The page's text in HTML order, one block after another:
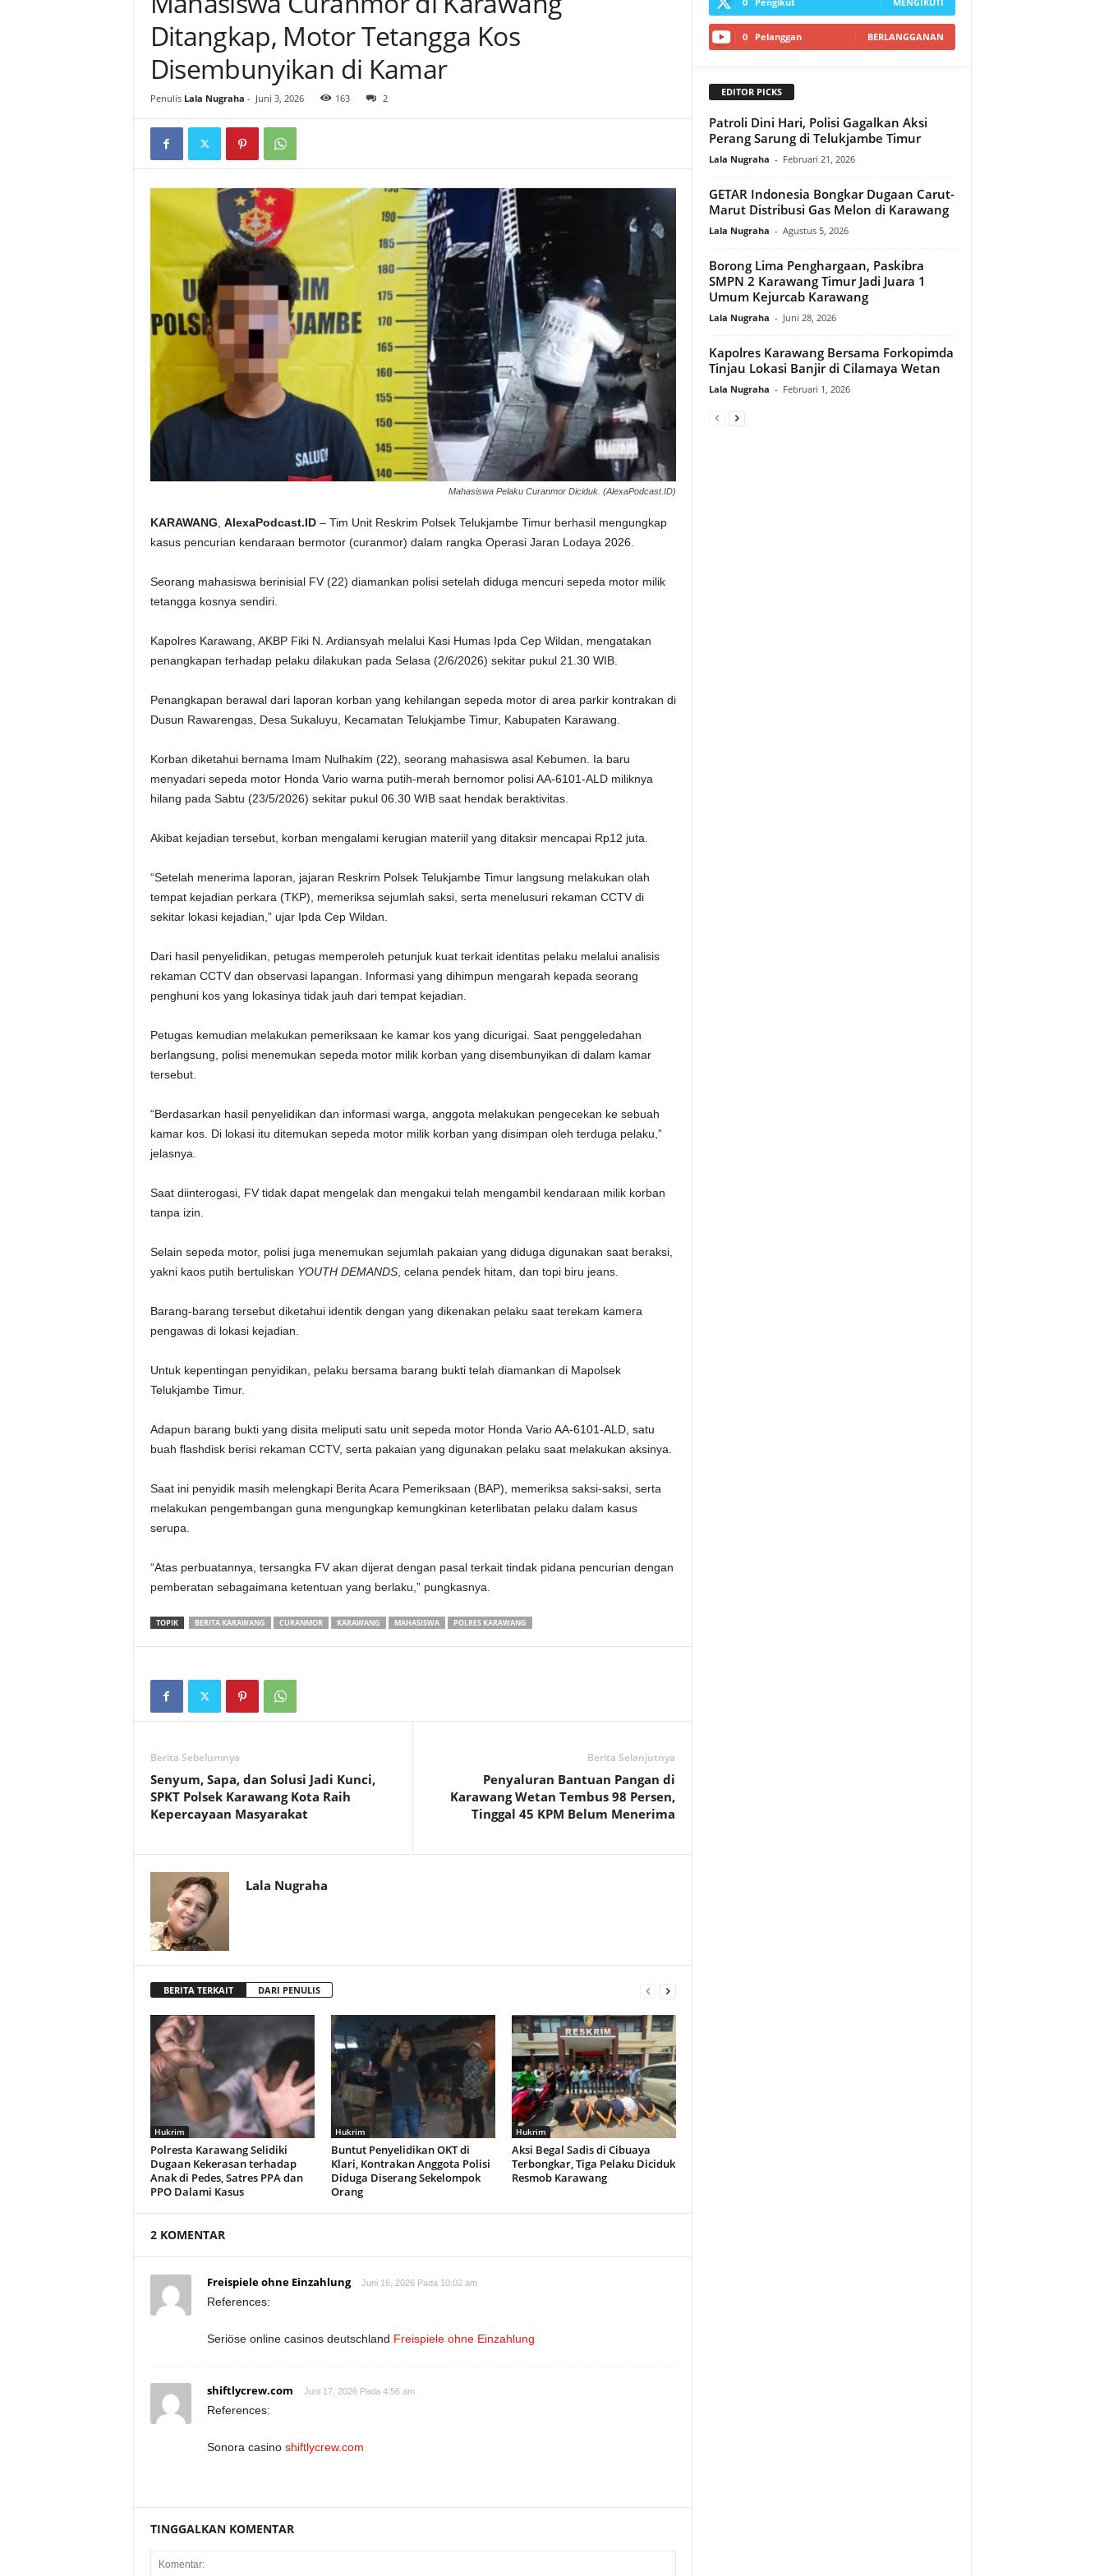
Ditangkap, Motor Tetangga Kos
Disembunyikan di Kamar
Penulis Lala Nugraha - Juni 3, 2026 163 2
Mahasiswa Pelaku Curanmor Diciduk. (AlexaPodcast.ID)
KARAWANG AlexaPodcast.ID– Tim Unit Reskrim Polsek Telukjambe Timur berhasil mengungkap
kasus pencurian kendaraan bermotor (curanmor) dalam rangka Operasi Jaran Lodaya 2026.
Seorang mahasiswa berinisial FV (22) diamankan polisi setelah diduga mencuri sepeda motor milik
tetangga kosnya sendiri.
Kapolres Karawang, AKBP Fiki N. Ardiansyah melalui Kasi Humas Ipda Cep Wildan, mengatakan
penangkapan terhadap pelaku dilakukan pada Selasa (2/6/2026) sekitar pukul 21.30 WIB.
Penangkapan berawal dari laporan korban yang kehilangan sepeda motor di area parkir kontrakan di
Dusun Rawarengas, Desa Sukaluyu, Kecamatan Telukjambe Timur, Kabupaten Karawang.
Korban diketahui bernama Imam Nulhakim (22), seorang mahasiswa asal Kebumen. Ia baru
menyadari sepeda motor Honda Vario warna putih-merah bernomor polisi AA-6101-ALD miliknya
hilang pada Sabtu (23/5/2026) sekitar pukul 06.30 WIB saat hendak beraktivitas.
Akibat kejadian tersebut, korban mengalami kerugian materiil yang ditaksir mencapai Rp12 juta.
“Setelah menerima laporan, jajaran Reskrim Polsek Telukjambe Timur langsung melakukan olah
tempat kejadian perkara (TKP), memeriksa sejumlah saksi, serta menelusuri rekaman CCTV di
sekitar lokasi kejadian,” ujar Ipda Cep Wildan.
Dari hasil penyelidikan, petugas memperoleh petunjuk kuat terkait identitas pelaku melalui analisis
rekaman CCTV dan observasi lapangan. Informasi yang dihimpun mengarah kepada seorang
penghuni kos yang lokasinya tidak jauh dari tempat kejadian.
Petugas kemudian melakukan pemeriksaan ke kamar kos yang dicurigai. Saat penggeledahan
berlangsung, polisi menemukan sepeda motor milik korban yang disembunyikan di dalam kamar
tersebut.
“Berdasarkan hasil penyelidikan dan informasi warga, anggota melakukan pengecekan ke sebuah
kamar kos. Di lokasi itu ditemukan sepeda motor milik korban yang disimpan oleh terduga pelaku,”
jelasnya.
Saat diinterogasi, FV tidak dapat mengelak dan mengakui telah mengambil kendaraan milik korban
tanpa izin.
Selain sepeda motor, polisi juga menemukan sejumlah pakaian yang diduga digunakan saat beraksi,
yakni kaos putih bertuliskan YOUTH DEMANDS, celana pendek hitam, dan topi biru jeans.
Barang-barang tersebut diketahui identik dengan yang dikenakan pelaku saat terekam kamera
pengawas di lokasi kejadian.
Untuk kepentingan penyidikan, pelaku bersama barang bukti telah diamankan di Mapolsek
Telukjambe Timur.
Adapun barang bukti yang disita meliputi satu unit sepeda motor Honda Vario AA-6101-ALD, satu
buah flashdisk berisi rekaman CCTV, serta pakaian yang digunakan pelaku saat melakukan aksinya.
Saat ini penyidik masih melengkapi Berita Acara Pemeriksaan (BAP), memeriksa saksi-saksi, serta
melakukan pengembangan guna mengungkap kemungkinan keterlibatan pelaku dalam kasus
serupa.
“Atas perbuatannya, tersangka FV akan dijerat dengan pasal terkait tindak pidana pencurian dengan
pemberatan sebagaimana ketentuan yang berlaku,” pungkasnya.
TOPIK BERITA KARAWANG CURANMOR KARAWANG MAHASISWA POLRES KARAWANG
Berita Sebelumnya
Senyum, Sapa, dan Solusi Jadi Kunci,
SPKT Polsek Karawang Kota Raih
Kepercayaan Masyarakat
Berita Selanjutnya
Penyaluran Bantuan Pangan di
Karawang Wetan Tembus 98 Persen,
Tinggal 45 KPM Belum Menerima
Lala Nugraha
BERITA TERKAIT DARI PENULIS
Hukrim
Polresta Karawang Selidiki
Dugaan Kekerasan terhadap
Anak di Pedes, Satres PPA dan
PPO Dalami Kasus
Hukrim
Buntut Penyelidikan OKT di
Klari, Kontrakan Anggota Polisi
Diduga Diserang Sekelompok
Orang
Hukrim
Aksi Begal Sadis di Cibuaya
Terbongkar, Tiga Pelaku Diciduk
Resmob Karawang
2 KOMENTAR
Freispiele ohne Einzahlung Juni 16, 2026 Pada 10:02 am
References:
Seriöse online casinos deutschland Freispiele ohne Einzahlung
shiftlycrew.com Juni 17, 2026 Pada 4:56 am
References:
Sonora casino shiftlycrew.com
TINGGALKAN KOMENTAR
0 Pelanggan BERLANGGANAN
EDITOR PICKS
Patroli Dini Hari, Polisi Gagalkan Aksi
Perang Sarung di Telukjambe Timur
Lala Nugraha - Februari 21, 2026
GETAR Indonesia Bongkar Dugaan Carut-
Marut Distribusi Gas Melon di Karawang
Lala Nugraha - Agustus 5, 2026
Borong Lima Penghargaan, Paskibra
SMPN 2 Karawang Timur Jadi Juara 1
Umum Kejurcab Karawang
Lala Nugraha - Juni 28, 2026
Kapolres Karawang Bersama Forkopimda
Tinjau Lokasi Banjir di Cilamaya Wetan
Lala Nugraha - Februari 1, 2026